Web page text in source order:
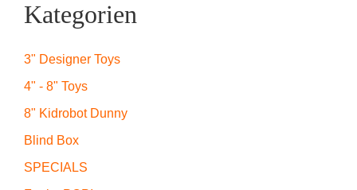
Kategorien
3" Designer Toys
4" - 8" Toys
8" Kidrobot Dunny
Blind Box
SPECIALS